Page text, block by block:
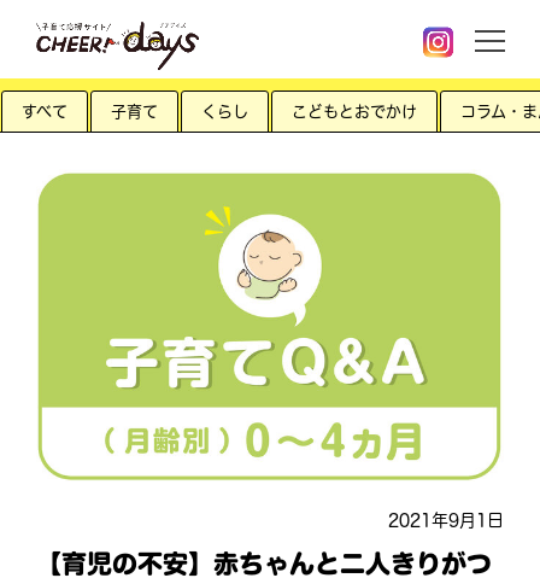
すべて 子育て くらし こどもとおでかけ コラム・
2021年9月1日
【育児の不安】赤ちゃんと二人きりがつ